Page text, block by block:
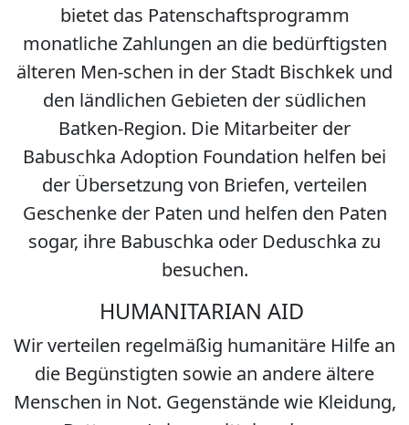
bietet das Patenschaftsprogramm
monatliche Zahlungen an die bedürftigsten
älteren Men-schen in der Stadt Bischkek und
den ländlichen Gebieten der südlichen
Batken-Region. Die Mitarbeiter der
Babuschka Adoption Foundation helfen bei
der Übersetzung von Briefen, verteilen
Geschenke der Paten und helfen den Paten
sogar, ihre Babuschka oder Deduschka zu
besuchen.
HUMANITARIAN AID
Wir verteilen regelmäßig humanitäre Hilfe an
die Begünstigten sowie an andere ältere
Menschen in Not. Gegenstände wie Kleidung,